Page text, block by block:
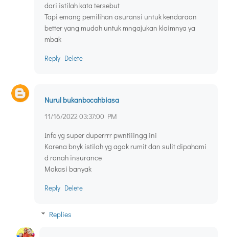
dari istilah kata tersebut
Tapi emang pemilihan asuransi untuk kendaraan
better yang mudah untuk mngajukan klaimnya ya
mbak
Reply Delete
Nurul bukanbocahbiasa
11/16/2022 03:37:00 PM
Info yg super duperrrr pwntiiingg ini
Karena bnyk istilah yg agak rumit dan sulit dipahami
d ranah insurance
Makasi banyak
Reply Delete
Replies